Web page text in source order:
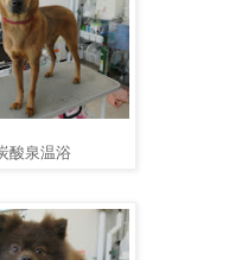
酸泉温浴